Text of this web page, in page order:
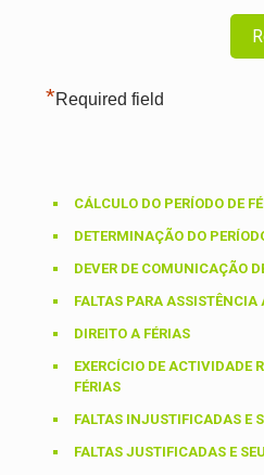
*Required field
CÁLCULO DO PERÍODO DE
DETERMINAÇÃO DO
DEVER DE COMUNICAÇÃO
FALTAS PARA ASSISTÊNCIA
DIREITO A FÉRIAS
EXERCÍCIO DE ACTIVIDADE
FÉRIAS
FALTAS INJUSTIFICADAS E
FALTAS JUSTIFICADAS E